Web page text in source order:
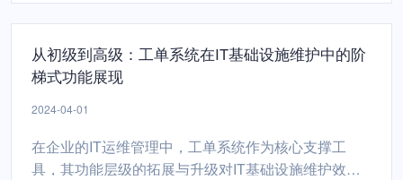
单派单系统首先实现了对各类物业服务事项如设施维
修、投诉建议、保洁...
从初级到高级：工单系统在IT基础设施维护中的阶
梯式功能展现
2024-04-01
在企业的IT运维管理中，工单系统作为核心支撑工
具，其功能层级的拓展与升级对IT基础设施维护效率